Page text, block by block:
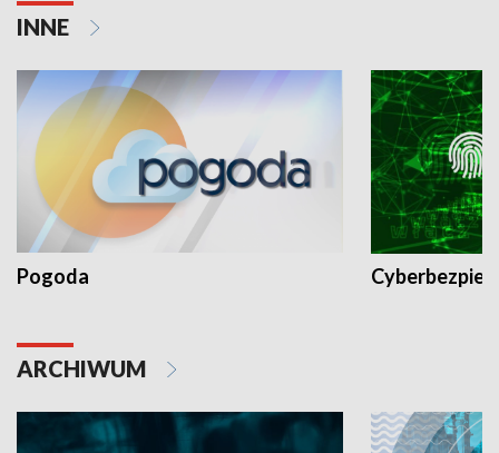
INNE
Pogoda
ARCHIWUM